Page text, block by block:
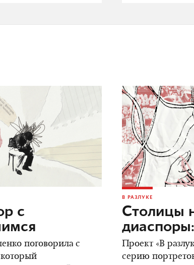
c
поговорила с
В РАЗЛУКЕ
Столицы
Проект «В
серию